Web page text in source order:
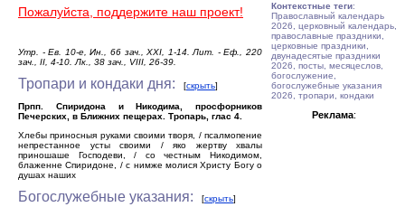
Пожалуйста, поддержите наш проект!
Утр. - Ев. 10-е, Ин., 66 зач., XXI, 1-14. Лит. - Еф., 220
зач., II, 4-10. Лк., 38 зач., VIII, 26-39.
Тропари и кондаки дня: [скрыть]
Прпп. Спиридона и Никодима, просфорников
Печерских, в Ближних пещерах. Тропарь, глас 4.
Хлебы приносныя руками своими творя, / псалмопение
непрестанное усты своими / яко жертву хвалы
приношаше Господеви, / со честным Никодимом,
блаженне Спиридоне, / с нимже молися Христу Богу о
душах наших
Богослужебные указания: [скрыть]
Контекстные теги:
Православный календарь
2026, церковный календарь,
православные праздники,
церковные праздники,
двунадесятые праздники
2026, посты, месяцеслов,
богослужение,
богослужебные указания
2026, тропари, кондаки
Реклама: